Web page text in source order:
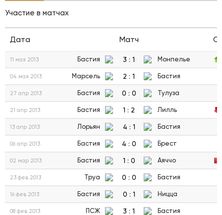
Участие в матчах
Дата Матч
11 мая 2013 Бастия 3 : 1 Монпелье
04 мая 2013 Марсель 2 : 1 Бастия
27 апр 2013 Бастия 0 : 0 Тулуза
21 апр 2013 Бастия 1 : 2 Лилль
13 апр 2013 Лорьян 4 : 1 Бастия
06 апр 2013 Бастия 4 : 0 Брест
02 мар 2013 Бастия 1 : 0 Аяччо
23 фев 2013 Труа 0 : 0 Бастия
16 фев 2013 Бастия 0 : 1 Ницца
08 фев 2013 ПСЖ 3 : 1 Бастия